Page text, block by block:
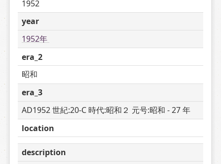
1952
year
1952年
era_2
昭和
era_3
AD1952 世紀:20-C 時代:昭和２ 元号:昭和 - 27 年
location
description